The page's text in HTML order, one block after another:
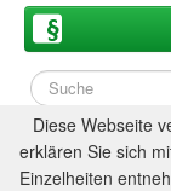
Diese Webseite
erklären Sie sich
Einzelheiten